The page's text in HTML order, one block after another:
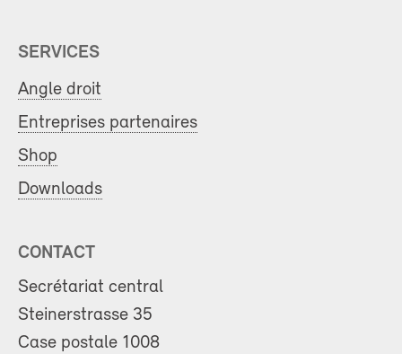
SERVICES
Angle droit
Entreprises partenaires
Shop
Downloads
CONTACT
Secrétariat central
Steinerstrasse 35
Case postale 1008